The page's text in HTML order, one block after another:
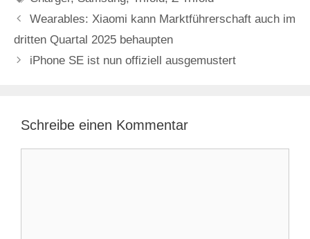
Wearables: Xiaomi kann Marktführerschaft auch im
dritten Quartal 2025 behaupten
iPhone SE ist nun offiziell ausgemustert
Schreibe einen Kommentar